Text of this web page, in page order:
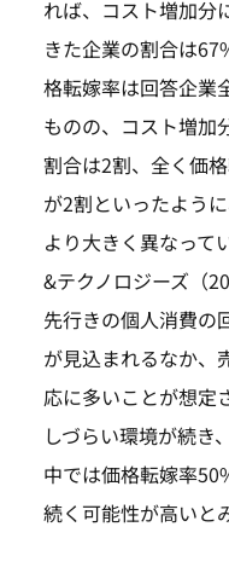
れば、コスト増加分
きた企業の割合は
格転嫁率は回答企業
ものの、コスト増加
割合は2割、全く価
が2割といったよう
より大きく異なって
&テクノロジーズ（
先行きの個人消費の
が見込まれるなか、
応に多いことが想定
しづらい環境が続
中では価格転嫁率
続く可能性が高いと